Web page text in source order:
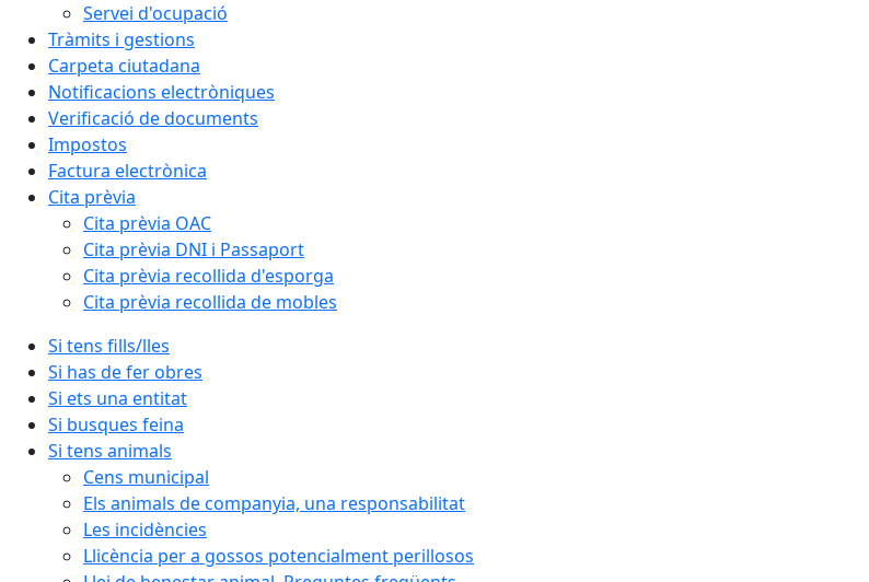
Servei d'ocupació
Tràmits i gestions
Carpeta ciutadana
Notificacions electròniques
Verificació de documents
Impostos
Factura electrònica
Cita prèvia
Cita prèvia OAC
Cita prèvia DNI i Passaport
Cita prèvia recollida d'esporga
Cita prèvia recollida de mobles
Si tens fills/lles
Si has de fer obres
Si ets una entitat
Si busques feina
Si tens animals
Cens municipal
Els animals de companyia, una responsabilitat
Les incidències
Llicència per a gossos potencialment perillosos